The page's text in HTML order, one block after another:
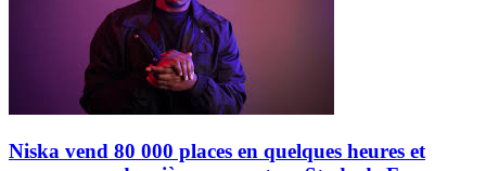
Niska vend 80 000 places en quelques heures et